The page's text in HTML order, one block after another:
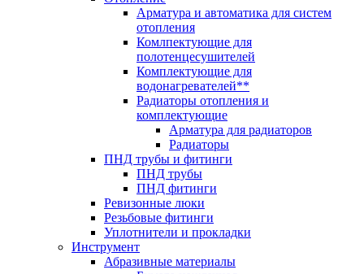
Арматура и автоматика для систем
отопления
Комлпектующие для
полотенцесушителей
Комплектующие для
водонагревателей**
Радиаторы отопления и
комплектующие
Арматура для радиаторов
Радиаторы
ПНД трубы и фитинги
ПНД трубы
ПНД фитинги
Ревизонные люки
Резьбовые фитинги
Уплотнители и прокладки
Инструмент
Абразивные материалы